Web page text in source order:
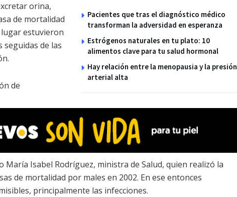
Pacientes que tras el diagnóstico médico
transforman la adversidad en esperanza
Estrógenos naturales en tu plato: 10
alimentos clave para tu salud hormonal
Hay relación entre la menopausia y la presión
arterial alta
orina,
de mortalidad
estuvieron
seguidas de las
de
María Isabel Rodríguez, ministra de Salud, quien realizó la
de mortalidad por males en 2002. En ese entonces
principalmente las infecciones.